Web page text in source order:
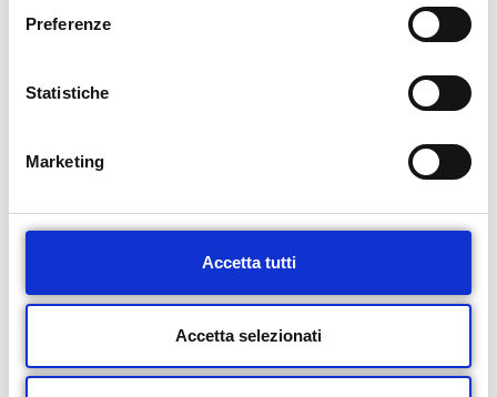
Preferenze
Statistiche
Marketing
Accetta tutti
Accetta selezionati
Telefono
Indica la data per l’appuntamento
Ulteriori comunicazioni